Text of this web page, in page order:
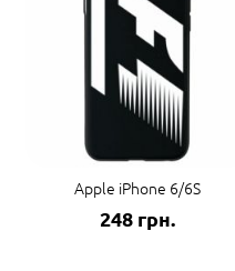
Apple iPhone 6/6S
248 грн.